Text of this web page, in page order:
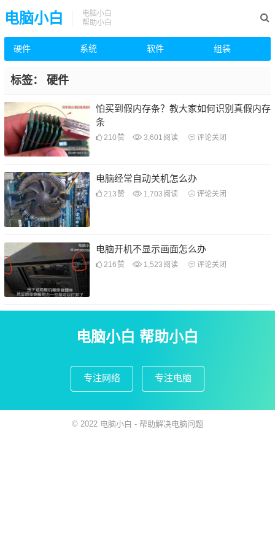
电脑小白
电脑小白
帮助小白
硬件 系统 软件 组装
标签： 硬件
怕买到假内存条？教大家如何识别真假内存
条
210 赞 3,601 阅读 评论关闭
电脑经常自动关机怎么办
213 赞 1,703 阅读 评论关闭
电脑开机不显示画面怎么办
216 赞 1,523 阅读 评论关闭
电脑小白 帮助小白
专注网络 专注电脑
© 2022 电脑小白 - 帮助解决电脑问题